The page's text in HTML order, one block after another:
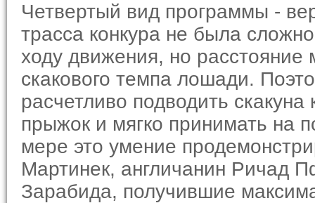
Четвертый вид программы -
трасса конкура не была
ходу движения, но
скакового темпа ло­шади.
расчетливо подводить
прыжок и мягко принимать на
мере это умение
Мартинек, англичанин Ричад
Зарабида, получившие